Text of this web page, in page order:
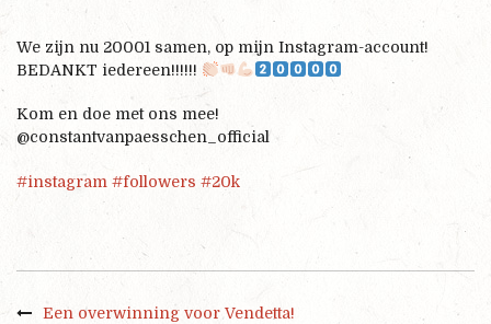
We zijn nu 20001 samen, op mijn Instagram-account!
BEDANKT iedereen!!!!!!
Kom en doe met ons mee!
@constantvanpaesschen_official
#instagram #followers #20k
Een overwinning voor Vendetta!